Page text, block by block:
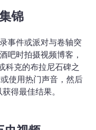
锦
事件或派对与卷轴突
吧时拍摄视频博客，
科克的布拉尼石碑之
使用热门声音，然后
获得最佳结果。